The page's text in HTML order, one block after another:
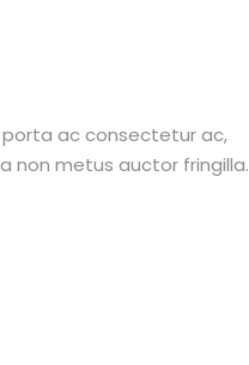
porta ac consectetur ac,
non metus auctor fringilla.